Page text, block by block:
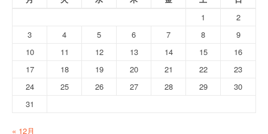
1
2
3
4 5 6 7 8
9
10
11 12 13 14 15
16
17
18 19 20 21 22
23
24
25 26 27 28 29
30
31
« 12月